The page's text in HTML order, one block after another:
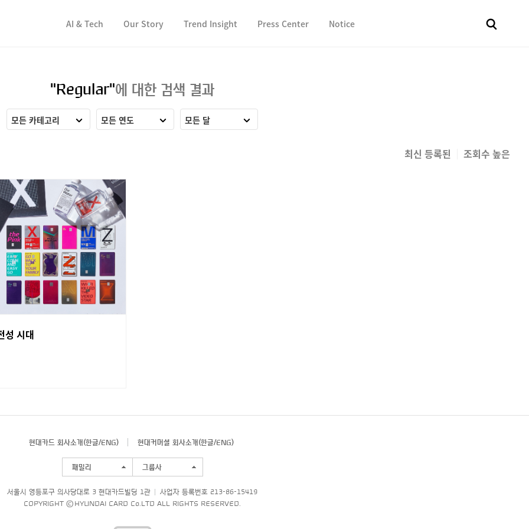
AI & Tech Our Story Trend Insight Press Center Notice
"Regular"에 대한 검색 결과
모든 카테고리 모든 연도 모든 달
최신 등록된 조회수 높은
성 시대
현대카드 회사소개(한글/ENG) 현대커머셜 회사소개(한글/ENG)
패밀리 그룹사
서울시 영등포구 의사당대로 3 현대카드빌딩 1관
사업자 등록번호 213-86-15419
COPYRIGHT © HYUNDAI CARD Co.LTD ALL RIGHTS RESERVED.